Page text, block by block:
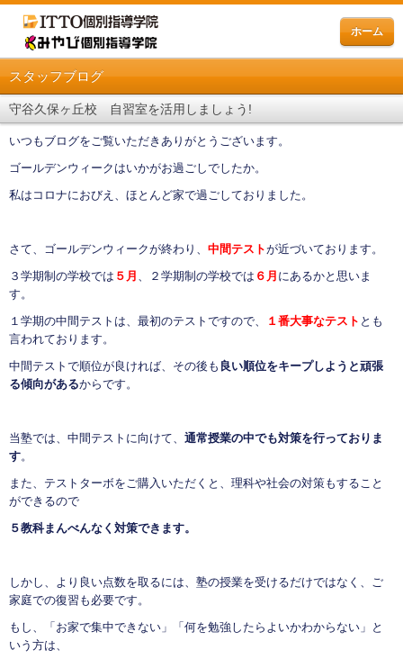
ホーム
スタッフブログ
守谷久保ヶ丘校 自習室を活用しましょう!
いつもブログをご覧いただきありがとうございます。
ゴールデンウィークはいかがお過ごしでしたか。
私はコロナにおびえ、ほとんど家で過ごしておりました。
さて、ゴールデンウィークが終わり、 中間テストが近づいております。
３学期制の学校では ５月 、２学期制の学校では ６月 にあるかと思いま
す。
１学期の中間テストは、最初のテストですので、
１番大事なテスト とも
言われております。
中間テストで順位が良ければ、その後も 良い順位をキープしようと頑張
る傾向があるからです。
当塾では、中間テストに向けて、 通常授業の中でも対策を行っておりま
す。
また、テストターボをご購入いただくと、理科や社会の対策もすること
ができるので
５教科まんべんなく対策できます。
しかし、より良い点数を取るには、塾の授業を受けるだけではなく、ご
家庭での復習も必要です。
もし、「お家で集中できない」「何を勉強したらよいかわからない」と
いう方は、